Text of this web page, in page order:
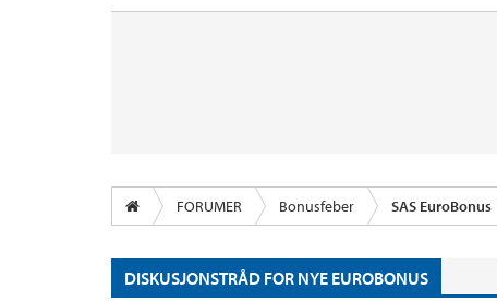
FORUMER Bonusfeber SAS EuroBonus
DISKUSJONSTRÅD FOR NYE EUROBONUS